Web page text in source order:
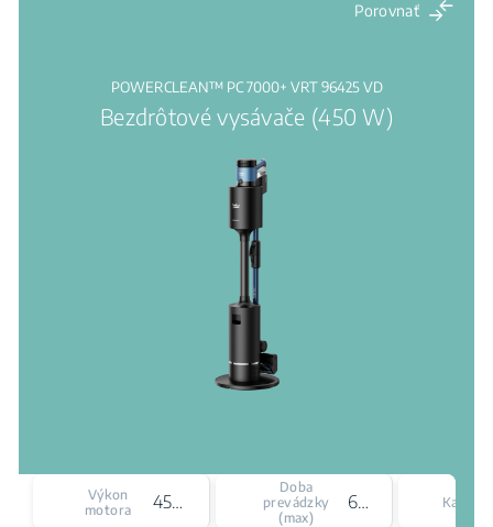
Porovnať
POWERCLEAN™ PC 7000+ VRT 96425 VD
Bezdrôtové vysávače (450 W)
Výkon
motora
450 W
Doba
prevádzky
(max)
60 min